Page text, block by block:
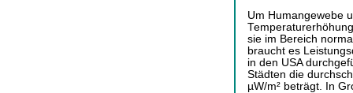
Um Humangewebe
sie im Bereich
braucht es
in den USA
Städten die
µW/m² beträgt. In